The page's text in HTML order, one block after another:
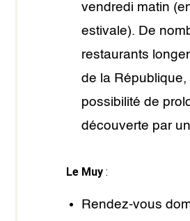
vendredi matin
estivale). De
restaurants
de la République,
possibilité de
découverte par
Le Muy :
Rendez-vous